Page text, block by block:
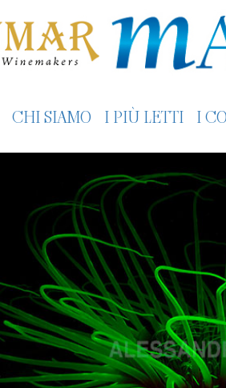
CHI SIAMO I PIÙ LETTI I